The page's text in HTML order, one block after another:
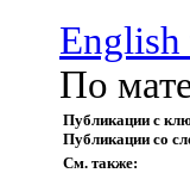
English
По
Публикации с
Публикации со
См. также: